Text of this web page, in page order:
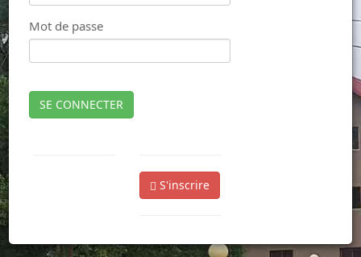
Mot de passe
SE CONNECTER
S'inscrire